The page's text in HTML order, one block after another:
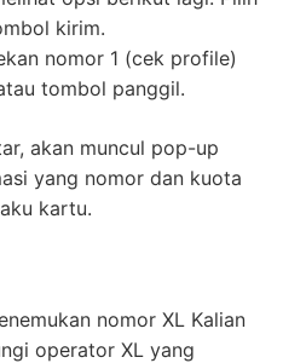
kirim.
nomor 1 (cek profile)
tombol panggil.
akan muncul pop-up
yang nomor dan kuota
kartu.
nomor XL Kalian
operator XL yang